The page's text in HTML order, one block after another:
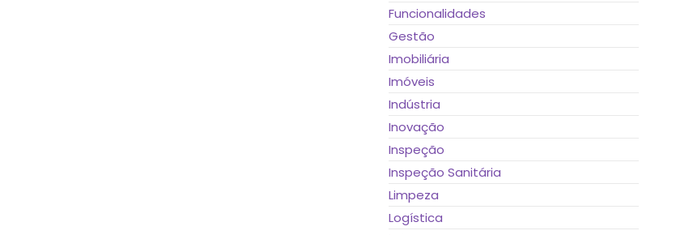
Funcionalidades
Gestão
Imobiliária
Imóveis
Indústria
Inovação
Inspeção
Inspeção Sanitária
Limpeza
Logística